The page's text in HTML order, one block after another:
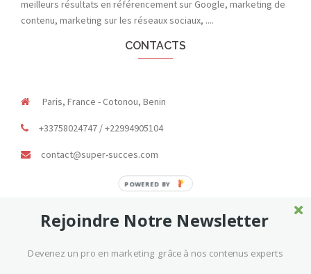
meilleurs résultats en référencement sur Google, marketing de
contenu, marketing sur les réseaux sociaux, ....
CONTACTS
Paris, France - Cotonou, Benin
+33758024747 / +22994905104
contact@super-succes.com
Rejoindre Notre Newsletter
Devenez un pro en marketing grâce à nos contenus experts
POWERED BY